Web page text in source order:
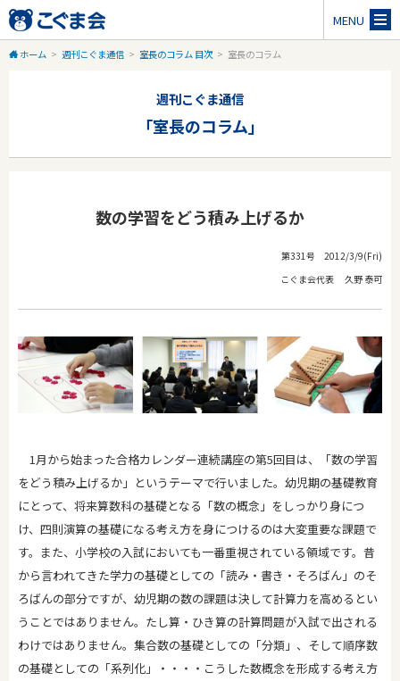
MENU
ホーム > 週刊こぐま通信 > 室長のコラム 目次 > 室長のコラム
週刊こぐま通信
「室長のコラム」
数の学習をどう積み上げるか
第331号 2012/3/9(Fri)
こぐま会代表 久野 泰可
1月から始まった合格カレンダー連続講座の第5回目は、「数の学習
をどう積み上げるか」というテーマで行いました。幼児期の基礎教育
にとって、将来算数科の基礎となる「数の概念」をしっかり身につ
け、四則演算の基礎になる考え方を身につけるのは大変重要な課題で
す。また、小学校の入試においても一番重視されている領域です。昔
から言われてきた学力の基礎としての「読み・書き・そろばん」のそ
ろばんの部分ですが、幼児期の数の課題は決して計算力を高めるとい
うことではありません。たし算・ひき算の計算問題が入試で出される
わけではありません。集合数の基礎としての「分類」、そして順序数
の基礎としての「系列化」・・・・こうした数概念を形成する考え方